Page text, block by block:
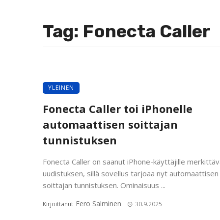
Tag: Fonecta Caller
YLEINEN
Fonecta Caller toi iPhonelle
automaattisen soittajan
tunnistuksen
Fonecta Caller on saanut iPhone-käyttäjille
uudistuksen, sillä sovellus tarjoaa nyt automaattisen
soittajan tunnistuksen. Ominaisuus ...
Kirjoittanut Eero Salminen 30.9.2025